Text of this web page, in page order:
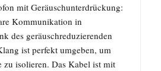
mit Geräuschunterdrückung:
Kommunikation in
des geräuschreduzierenden
ist perfekt umgeben, um
zu isolieren. Das Kabel ist mit